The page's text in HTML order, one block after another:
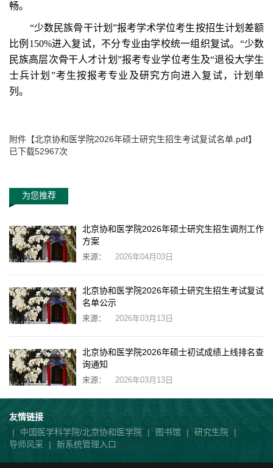
畅。
“少数民族骨干计划 ”报考学术学位考生按招生计划差额
比例 150%进入复试， 不分专业由学校统一组织复试。 “少数
民族高层次骨干人才计划”报考专业学位考生及“退役大学生
士兵计划”考生按报考专业及研究方向进入复试， 计划单
列 。
附件【北京协和医学院2026年硕士研究生招生考试复试名单.pdf】
已下载52967次
为您推荐
北京协和医学院2026年硕士研究生招生调剂工作
方案
来源： 2026年04月03日
北京协和医学院2026年硕士研究生招生考试复试
名单公示
来源： 2026年03月13日
北京协和医学院2026年硕士初试成绩上线排名查
询通知
来源： 2026年03月13日
友情链接
|
中国医学科学院/北京协和医学院 | 图书馆 | 研究生院
|
导师风采
| 新系统管理入口